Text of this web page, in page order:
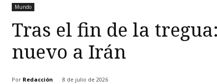
Mundo
Tras el fin de la
nuevo a Irán
Por Redacción 8 de julio de 2026